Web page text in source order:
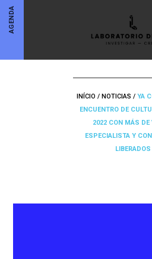
AGENDA
INÍCIO /NOTICIAS /YA
ENCUENTRO DE
2022 CON MÁS DE
ESPECIALISTA Y
LIBERADOS